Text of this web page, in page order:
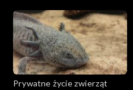
Prywatne życie zwierząt